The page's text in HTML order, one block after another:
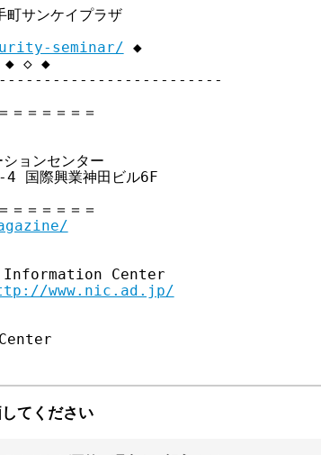
サンケイプラザ
seminar/ ◆
◆ ◇ ◆
＝＝＝＝＝＝
ョンセンター
国際興業神田ビル6F
＝＝＝＝＝＝
Center
www.nic.ad.jp/
てください